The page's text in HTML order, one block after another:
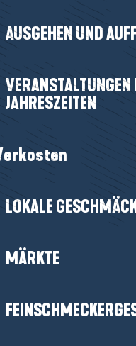
AUSGEHEN UND
JAHRESZEITEN
LOKALE
MÄRKTE
Sie Ihren Müll
entsorgen.
ZUM
der Karte„De la Brière
online erhältlich ist. Sie
an die Küste,
in die Natur… Stecken
um Ihren nächsten